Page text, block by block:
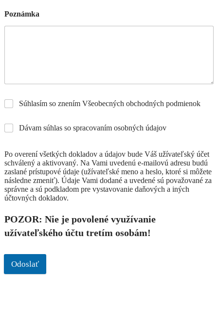
Poznámka
Súhlasím so znením Všeobecných obchodných podmienok
Dávam súhlas so spracovaním osobných údajov
Po overení všetkých dokladov a údajov bude Váš užívateľský účet
schválený a aktivovaný. Na Vami uvedenú e-mailovú adresu budú
zaslané prístupové údaje (užívateľské meno a heslo, ktoré si môžete
následne zmeniť). Údaje Vami dodané a uvedené sú považované za
správne a sú podkladom pre vystavovanie daňových a iných
účtovných dokladov.
POZOR: Nie je povolené využívanie
užívateľského účtu tretím osobám!
Odoslať